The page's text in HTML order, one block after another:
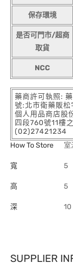
保存環境
是否可門市/超商
取貨
NCC
藥商許可執照:
號:北市衛藥販
個人用品商店股
四段760號11樓
(02)27421234
How To Store
室
寬 5
高 5
深 10
SUPPLIER